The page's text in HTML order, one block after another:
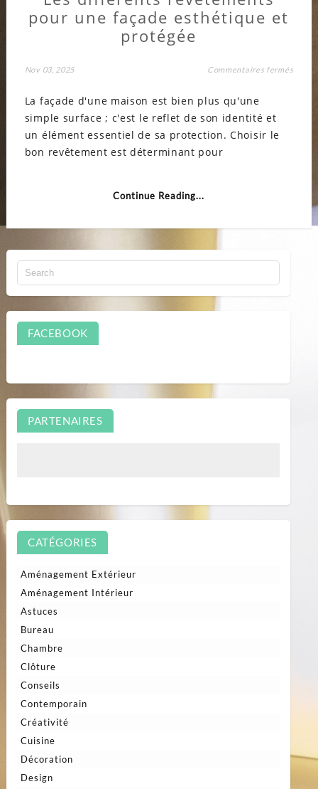
pour une façade esthétique et
protégée
Nov 03, 2025 Commentaires ferméssur
La façade d'une maison est bien plus qu'une
simple surface ; c'est le reflet de son identité et
un élément essentiel de sa protection. Choisir le
bon revêtement est déterminant pour
Continue Reading...
FACEBOOK
PARTENAIRES
CATÉGORIES
Aménagement Extérieur
Aménagement Intérieur
Astuces
Bureau
Chambre
Clôture
Conseils
Contemporain
Créativité
Cuisine
Décoration
Design